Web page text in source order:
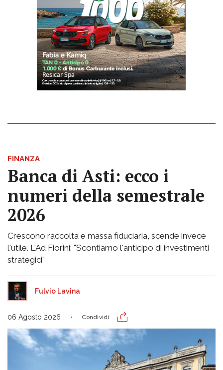
FINANZA
Banca di Asti: ecco i
numeri della semestrale
2026
Crescono raccolta e massa fiduciaria, scende invece
l'utile. L'Ad Fiorini: "Scontiamo l'anticipo di investimenti
strategici"
Fulvio Lavina
06 Agosto 2026 Condividi